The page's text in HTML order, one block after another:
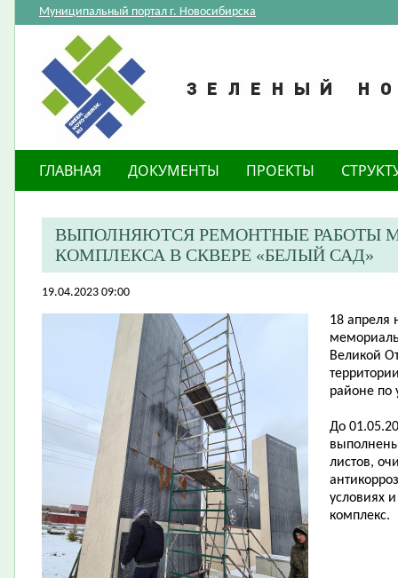
Муниципальный портал г. Новосибирска
ГЛАВНАЯ ДОКУМЕНТЫ ПРОЕКТЫ
ВЫПОЛНЯЮТСЯ РЕМОНТНЫЕ РАБОТЫ
КОМПЛЕКСА В СКВЕРЕ «БЕЛЫЙ САД»
19.04.2023 09:00
​18 апреля
Великой
районе по
До
листов,
условиях
комплекс.